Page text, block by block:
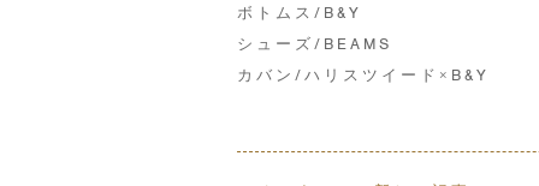
ボトムス/B&Y
シューズ/BEAMS
カバン/ハリスツイード×B&Y